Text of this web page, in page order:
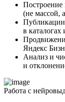
Построение
(не массой,
в каталогах
Яндекс
Анализ и
и
Работа с